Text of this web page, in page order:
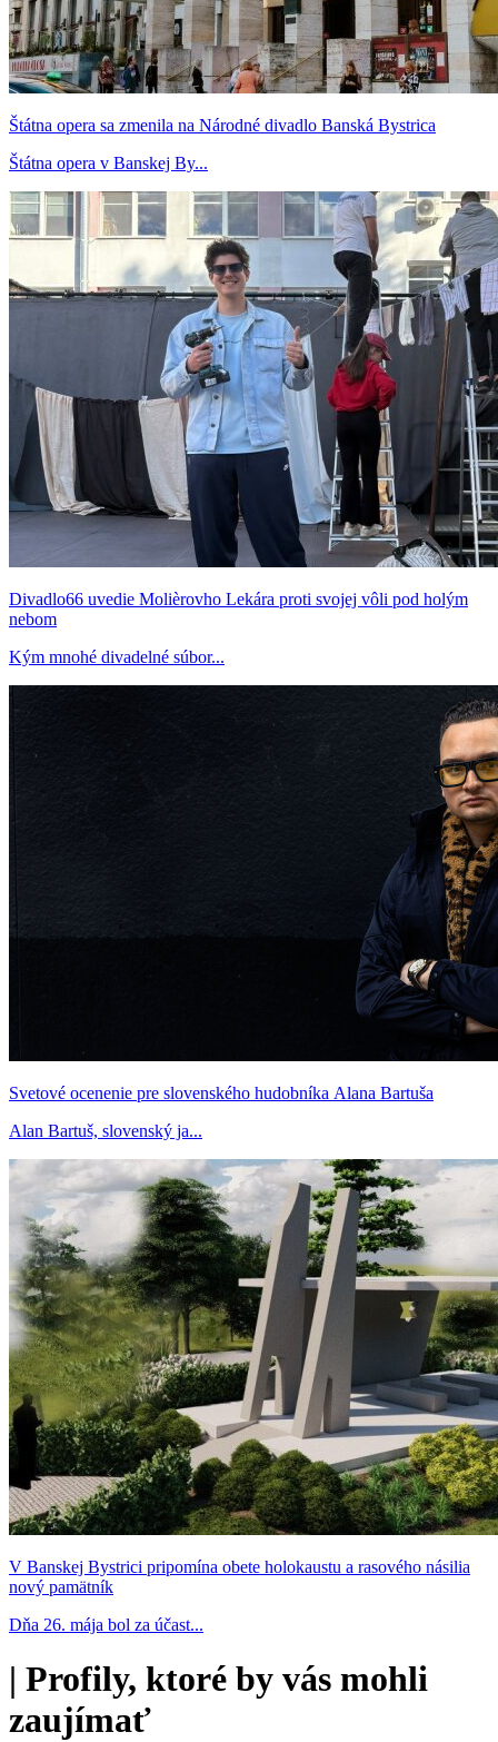
Štátna opera sa zmenila na Národné divadlo Banská Bystrica
Štátna opera v Banskej By...
Divadlo66 uvedie Molièrovho Lekára proti svojej vôli pod holým
nebom
Kým mnohé divadelné súbor...
Svetové ocenenie pre slovenského hudobníka Alana Bartuša
Alan Bartuš, slovenský ja...
V Banskej Bystrici pripomína obete holokaustu a rasového násilia
nový pamätník
Dňa 26. mája bol za účast...
| Profily, ktoré by vás mohli
zaujímať